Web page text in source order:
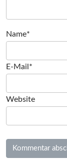
Name*
E-Mail*
Website